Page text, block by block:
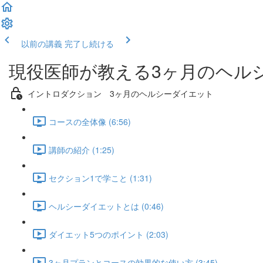
以前の講義 完了し続ける
現役医師が教える3ヶ月のヘル
イントロダクション 3ヶ月のヘルシーダイエット
コースの全体像 (6:56)
講師の紹介 (1:25)
セクション1で学こと (1:31)
ヘルシーダイエットとは (0:46)
ダイエット5つのポイント (2:03)